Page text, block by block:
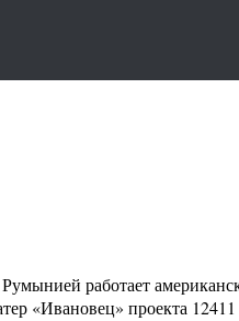
работает
«Ивановец» проекта